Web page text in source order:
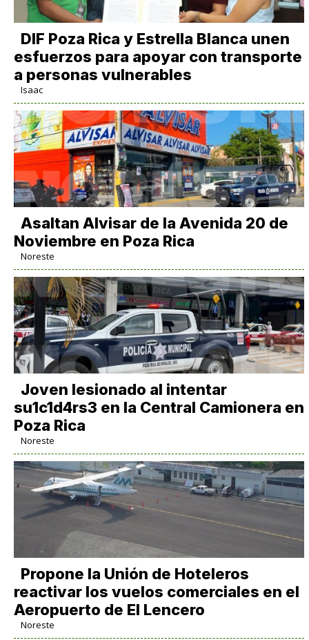
DIF Poza Rica y Estrella Blanca unen
esfuerzos para apoyar con transporte
a personas vulnerables
Isaac
Asaltan Alvisar de la Avenida 20 de
Noviembre en Poza Rica
Noreste
Joven lesionado al intentar
su1c1d4rs3 en la Central Camionera en
Poza Rica
Noreste
Propone la Unión de Hoteleros
reactivar los vuelos comerciales en el
Aeropuerto de El Lencero
Noreste